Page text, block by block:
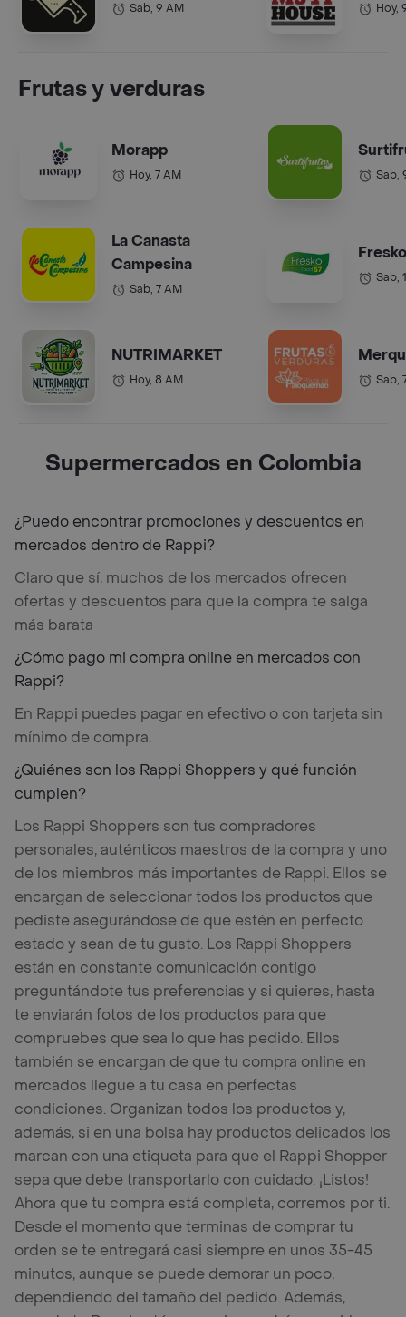
Sab, 9 AM Hoy,
Frutas y verduras
Morapp
Hoy, 7 AM
La Canasta
Campesina
Sab, 7 AM
NUTRIMARKET
Hoy, 8 AM
Sab,
Sab,
Sab,
Supermercados en Colombia
¿Puedo encontrar promociones y descuentos en
mercados dentro de Rappi?
Claro que sí, muchos de los mercados ofrecen
ofertas y descuentos para que la compra te salga
más barata
¿Cómo pago mi compra online en mercados con
Rappi?
En Rappi puedes pagar en efectivo o con tarjeta sin
mínimo de compra.
¿Quiénes son los Rappi Shoppers y qué función
cumplen?
Los Rappi Shoppers son tus compradores
personales, auténticos maestros de la compra y uno
de los miembros más importantes de Rappi. Ellos se
encargan de seleccionar todos los productos que
pediste asegurándose de que estén en perfecto
estado y sean de tu gusto. Los Rappi Shoppers
están en constante comunicación contigo
preguntándote tus preferencias y si quieres, hasta
te enviarán fotos de los productos para que
compruebes que sea lo que has pedido. Ellos
también se encargan de que tu compra online en
mercados llegue a tu casa en perfectas
condiciones. Organizan todos los productos y,
además, si en una bolsa hay productos delicados los
marcan con una etiqueta para que el Rappi Shopper
sepa que debe transportarlo con cuidado. ¡Listos!
Ahora que tu compra está completa, corremos por ti.
Desde el momento que terminas de comprar tu
orden se te entregará casi siempre en unos 35-45
minutos, aunque se puede demorar un poco,
dependiendo del tamaño del pedido. Además,